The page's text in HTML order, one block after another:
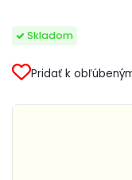
Skladom
Pridať k